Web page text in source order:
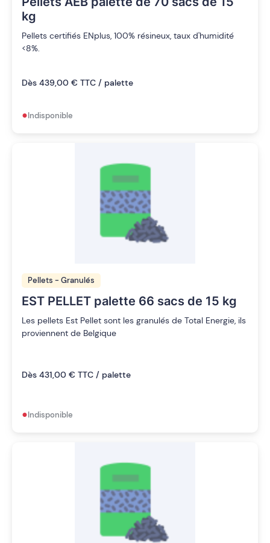
kg
Pellets certifiés ENplus, 100% résineux, taux d'humidité
<8%.
Dès 439,00 € TTC / palette
•Indisponible
Pellets - Granulés
EST PELLET palette 66 sacs de 15 kg
Les pellets Est Pellet sont les granulés de Total Energie, ils
proviennent de Belgique
Dès 431,00 € TTC / palette
•Indisponible